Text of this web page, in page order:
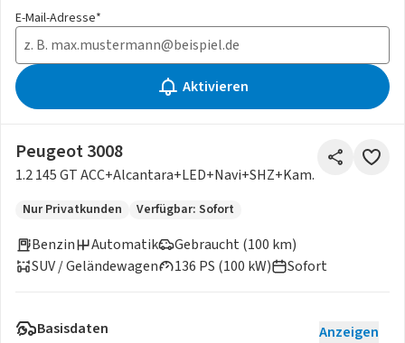
E-Mail-Adresse*
Aktivieren
Peugeot 3008
1.2 145 GT ACC+Alcantara+LED+Navi+SHZ+Kam.
Nur Privatkunden Verfügbar: Sofort
Benzin
Gebraucht (100 km)
136 PS (100 kW)
Automatik
SUV / Geländewagen
Sofort
Basisdaten Anzeigen